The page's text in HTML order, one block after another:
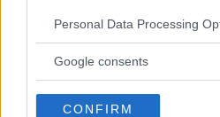
Please note that this website/app
not limited to your visit or usage
use your data for below specified
consent section.
Personal Data Processing
Google consents
CONFIRM
En klassisk färgkombination
slipsar och